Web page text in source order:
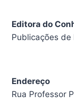
Editora do
Publicações
Endereço
Rua Professor